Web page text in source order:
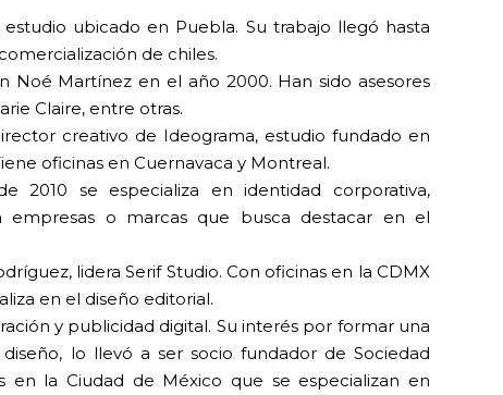
ubicado en Puebla. Su trabajo llegó hasta
de chiles.
Noé Martínez en el año 2000. Han sido asesores
Claire, entre otras.
creativo de Ideograma, estudio fundado en
oficinas en Cuernavaca y Montreal.
2010 se especializa en identidad corporativa,
empresas o marcas que busca destacar en el
lidera Serif Studio. Con oficinas en la CDMX
en el diseño editorial.
y publicidad digital. Su interés por formar una
lo llevó a ser socio fundador de Sociedad
en la Ciudad de México que se especializan en